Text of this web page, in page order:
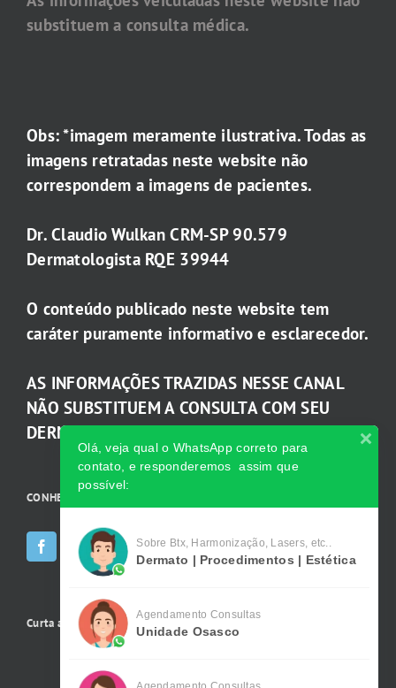
substituem a consulta médica.
Obs: *imagem meramente ilustrativa. Todas as
imagens retratadas neste website não
correspondem a imagens de pacientes.
Dr. Claudio Wulkan CRM-SP 90.579
Dermatologista RQE 39944
O conteúdo publicado neste website tem
caráter puramente informativo e esclarecedor.
AS INFORMAÇÕES TRAZIDAS NESSE CANAL
NÃO SUBSTITUEM A CONSULTA COM SEU
DERMATOLOGISTA.
CONHEÇA AS INCRÍVEIS Redes Sociais da Clínica
Curta a gente no Facebook
Olá, veja qual o WhatsApp correto para
contato, e responderemos assim que
possível:
Sobre Btx, Harmonização, Lasers, etc..
Dermato | Procedimentos | Estética
Agendamento Consultas
Unidade Osasco